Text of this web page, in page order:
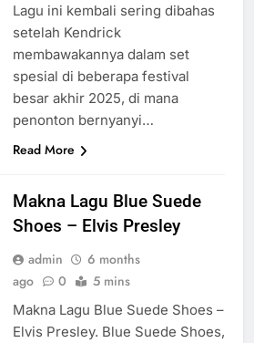
Lagu ini kembali sering dibahas
setelah Kendrick
membawakannya dalam set
spesial di beberapa festival
besar akhir 2025, di mana
penonton bernyanyi…
Read More
Makna Lagu Blue Suede
Shoes – Elvis Presley
admin
6 months
ago
0 5 mins
Makna Lagu Blue Suede Shoes –
Elvis Presley. Blue Suede Shoes,